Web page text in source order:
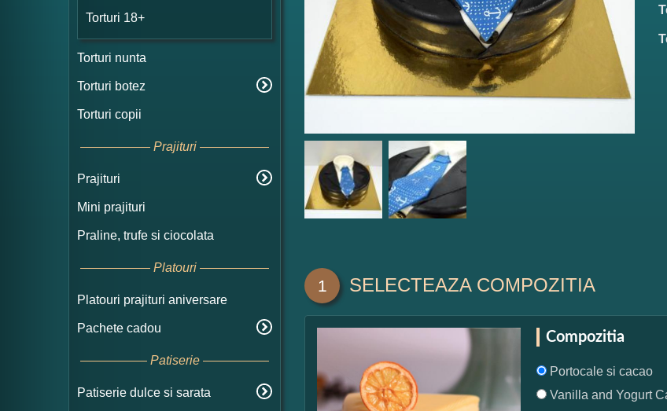
Torturi 18+
Torturi nunta
Torturi botez
Torturi copii
Prajituri
Prajituri
Mini prajituri
Praline, trufe si ciocolata
Platouri
Platouri prajituri aniversare
Pachete cadou
Patiserie
Patiserie dulce si sarata
1 SELECTEAZA COMPOZITIA
Compozitia
Portocale si cacao
Vanilla and Yogurt